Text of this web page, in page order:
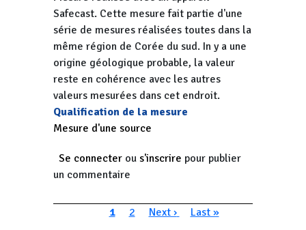
Safecast. Cette mesure fait partie d'une
série de mesures réalisées toutes dans la
même région de Corée du sud. In y a une
origine géologique probable, la valeur
reste en cohérence avec les autres
valeurs mesurées dans cet endroit.
Qualification de la mesure
Mesure d'une source
Se connecter ou s'inscrire pour publier
un commentaire
PaginationPage courante
1 Page
2 Page suivante
Next › Dernière page
Last »